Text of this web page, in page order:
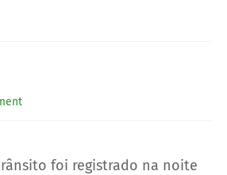
foi registrado na noite